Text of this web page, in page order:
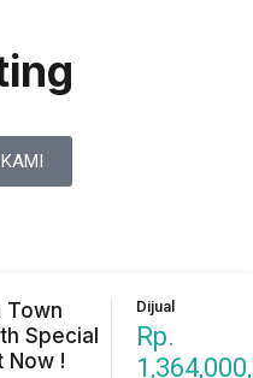
Town
Special
Now !
Dijual
Rp.